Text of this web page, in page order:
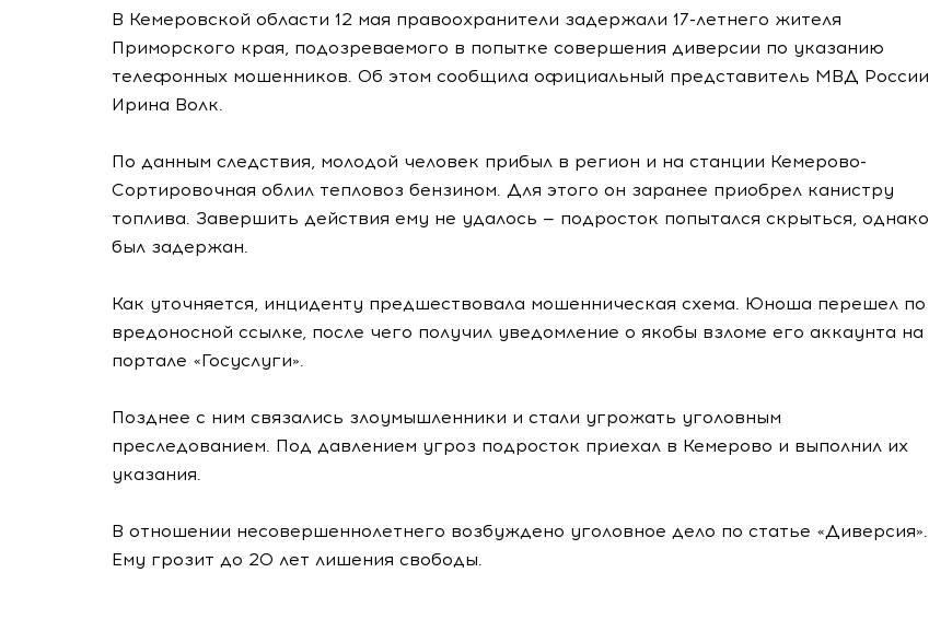
В Кемеровской области 12 мая правоохранители задержали 17-летнего жителя
Приморского края, подозреваемого в попытке совершения диверсии по указанию
телефонных мошенников. Об этом сообщила официальный представитель МВД России
Ирина Волк.
По данным следствия, молодой человек прибыл в регион и на станции Кемерово-
Сортировочная облил тепловоз бензином. Для этого он заранее приобрел канистру
топлива. Завершить действия ему не удалось — подросток попытался скрыться, однако
был задержан.
Как уточняется, инциденту предшествовала мошенническая схема. Юноша перешел по
вредоносной ссылке, после чего получил уведомление о якобы взломе его аккаунта на
портале «Госуслуги».
Позднее с ним связались злоумышленники и стали угрожать уголовным
преследованием. Под давлением угроз подросток приехал в Кемерово и выполнил их
указания.
В отношении несовершеннолетнего возбуждено уголовное дело по статье «Диверсия».
Ему грозит до 20 лет лишения свободы.